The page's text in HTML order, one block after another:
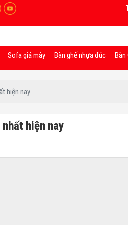
Sofa giả mây Bàn ghế nhựa đúc Bàn
hiện nay
hiện nay